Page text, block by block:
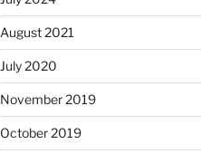
August 2021
July 2020
November 2019
October 2019